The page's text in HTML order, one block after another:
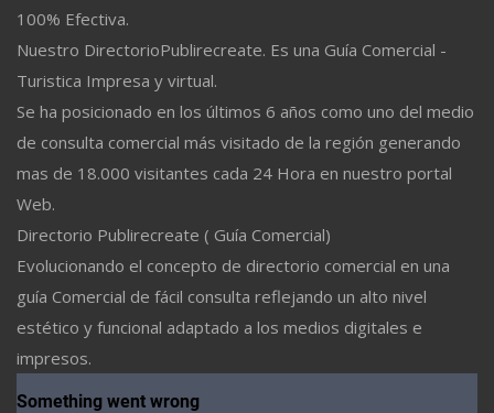
100% Efectiva.
Nuestro DirectorioPublirecreate. Es una Guía Comercial -
Turistica Impresa y virtual.
Se ha posicionado en los últimos 6 años como uno del medio
de consulta comercial más visitado de la región generando
mas de 18.000 visitantes cada 24 Hora en nuestro portal
Web.
Directorio Publirecreate ( Guía Comercial)
Evolucionando el concepto de directorio comercial en una
guía Comercial de fácil consulta reflejando un alto nivel
estético y funcional adaptado a los medios digitales e
impresos.